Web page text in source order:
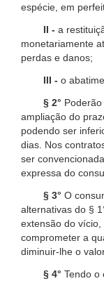
espécie, em
II - a
monetariamente
perdas e danos;
III - o
§ 2°
ampliação do
podendo ser
dias. Nos
ser
expressa do
§ 3° O
alternativas do §
extensão do
comprometer a
diminuir-lhe o
§ 4° Tendo o